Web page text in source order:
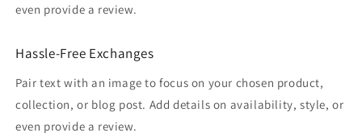
even provide a review.
Hassle-Free Exchanges
Pair text with an image to focus on your chosen product,
collection, or blog post. Add details on availability, style, or
even provide a review.